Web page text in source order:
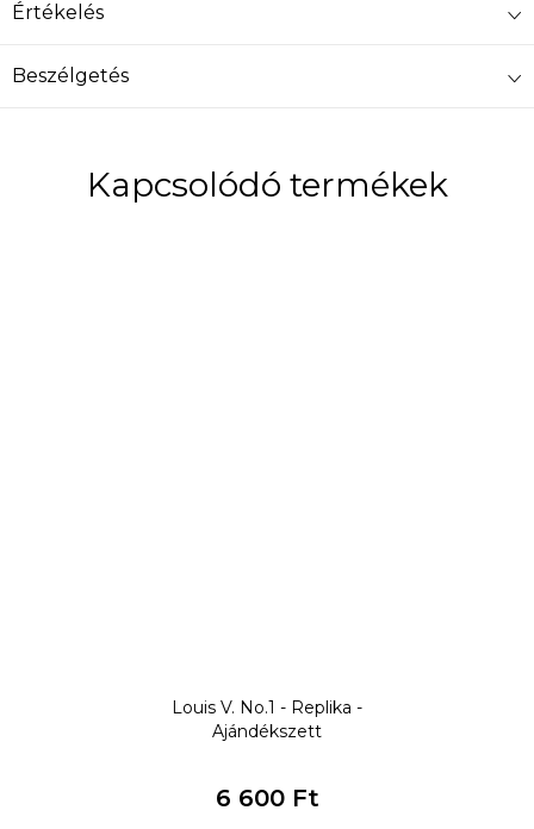
Értékelés
Beszélgetés
Kapcsolódó termékek
Louis V. No.1 - Replika -
Ajándékszett
6 600 Ft